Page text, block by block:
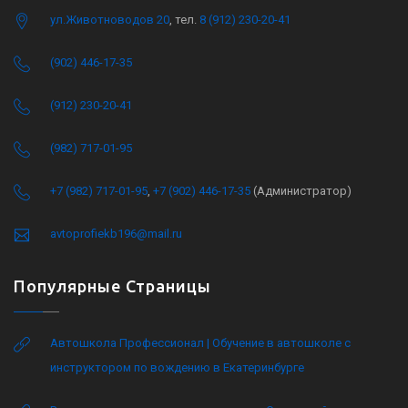
ул.Животноводов 20 , тел. 8 (912) 230-20-41
(902) 446-17-35
(912) 230-20-41
(982) 717-01-95
+7 (982) 717-01-95 +7 (902) 446-17-35 (Администратор)
avtoprofiekb196@mail.ru
Популярные Страницы
Автошкола Профессионал | Обучение в автошколе с
инструктором по вождению в Екатеринбурге